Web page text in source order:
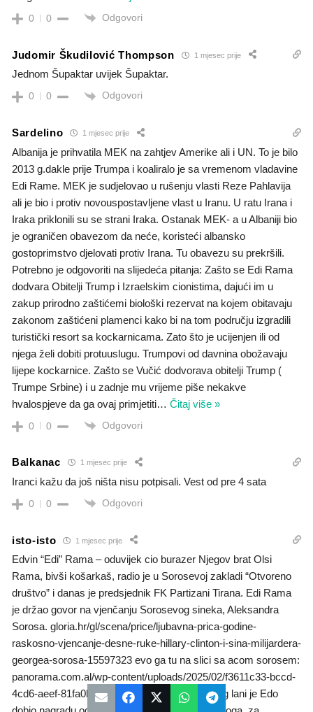
0 0 Odgovori
Judomir Škudilović Thompson 1 mjesec prije
Jednom Šupaktar uvijek Šupaktar.
0 0 Odgovori
Sardelino 1 mjesec prije
Albanija je prihvatila MEK na zahtjev Amerike ali i UN. To je bilo
2013 g.dakle prije Trumpa i koaliralo je sa vremenom vladavine
Edi Rame. MEK je sudjelovao u rušenju vlasti Reze Pahlavija
ali je bio i protiv novouspostavljene vlast u Iranu. U ratu Irana i
Iraka priklonili su se strani Iraka. Ostanak MEK- a u Albaniji bio
je ograničen obavezom da neće, koristeći albansko
gostoprimstvo djelovati protiv Irana. Tu obavezu su prekršili.
Potrebno je odgovoriti na slijedeća pitanja: Zašto se Edi Rama
dodvara Obitelji Trump i Izraelskim cionistima, dajući im u
zakup prirodno zaštićemi biološki rezervat na kojem obitavaju
zakonom zaštićeni plamenci kako bi na tom području izgradili
turistički resort sa kockarnicama. Zato što je ucijenjen ili od
njega želi dobiti protuuslugu. Trumpovi od davnina obožavaju
lijepe kockarnice. Zašto se Vučić dodvorava obitelji Trump (
Trumpe Srbine) i u zadnje mu vrijeme piše nekakve
hvalospjeve da ga ovaj primjetiti… Čitaj više »
0 0 Odgovori
Balkanac 1 mjesec prije
Iranci kažu da još ništa nisu potpisali. Vest od pre 4 sata
0 0 Odgovori
isto-isto 1 mjesec prije
Edvin “Edi” Rama – oduvijek cio burazer Njegov brat Olsi
Rama, bivši košarkaš, radio je u Sorosevoj zakladi “Otvoreno
društvo” i danas je predsjednik FK Partizani Tirana. Edi Rama
je držao govor na vjenčanju Sorosevog sineka, Aleksandra
Sorosa. gloria.hr/gl/scena/price/ljubavna-prica-godine-
raskosno-vjencanje-desne-ruke-hillary-clinton-i-sina-milijardera-
georgea-sorosa-15597323 evo ga tu na slici sa acom sorosem:
panorama.com.al/wp-content/uploads/2025/02/f3611c33-bccd-
4cd6-aeef-81fa0be35886-e1739801484546.jpeg lani je Edo